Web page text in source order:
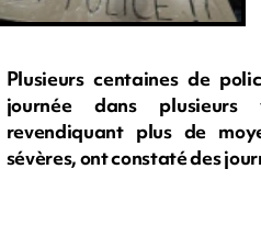
Plusieurs centaines de
journée dans
revendiquant plus de
sévères, ont constaté des